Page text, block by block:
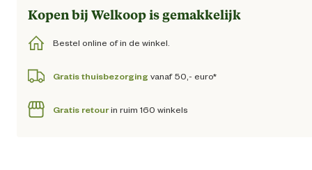
Kopen bij Welkoop is gemakkelijk
Bestel online of in de winkel.
Gratis thuisbezorging vanaf 50,- euro*
Gratis retourin ruim 160 winkels